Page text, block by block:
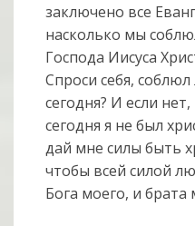
заключено все
насколько мы
Господа Иисуса
Спроси себя,
сегодня? И если
сегодня я не был
дай мне силы быть
чтобы всей силой
Бога моего, и брата